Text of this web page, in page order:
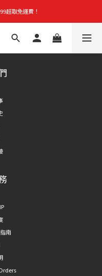
超取免運費！
超取免運費！
2 件再享 9 折！
超取免運費！
南